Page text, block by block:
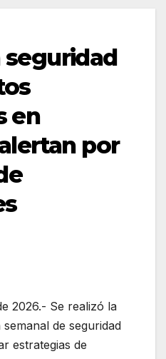
seguridad
en
por
2026.- Se realizó la
de seguridad
estrategias de